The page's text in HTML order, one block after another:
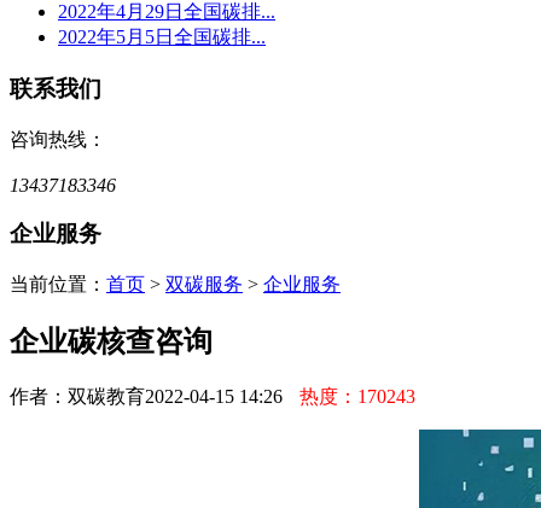
2022年4月29日全国碳排...
2022年5月5日全国碳排...
联系我们
咨询热线：
13437183346
企业服务
当前位置： 首页 > 双碳服务 > 企业服务
企业碳核查咨询
作者：双碳教育2022-04-15 14:26 热度：170243